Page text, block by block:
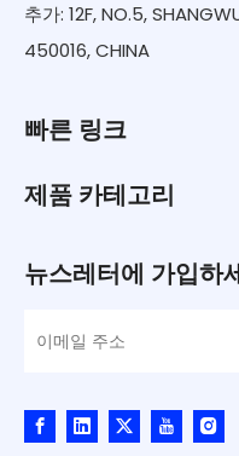
추가: 12F, NO.5,
450016, CHINA
빠른 링크
제품 카테고리
뉴스레터에 가입하